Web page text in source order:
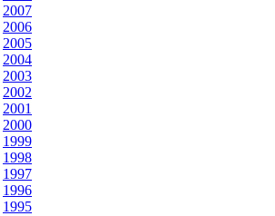
2007
2006
2005
2004
2003
2002
2001
2000
1999
1998
1997
1996
1995